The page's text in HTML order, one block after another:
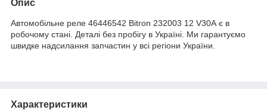
Опис
Автомобільне реле 46446542 Bitron 232003 12 V30A є в
робочому стані. Деталі без пробігу в Україні. Ми гарантуємо
швидке надсилання запчастин у всі регіони України.
Характеристики